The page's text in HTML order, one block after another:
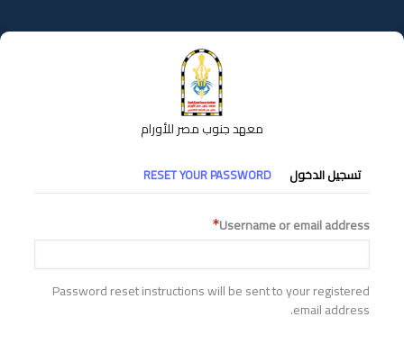
إلى
المحتوى
معهد جنوب مصر للأورام
التبويبات
الأساسية
تسجيل الدخول RESET YOUR PASSWORD
Username or email address
Password reset instructions will be sent to your registered
email address.